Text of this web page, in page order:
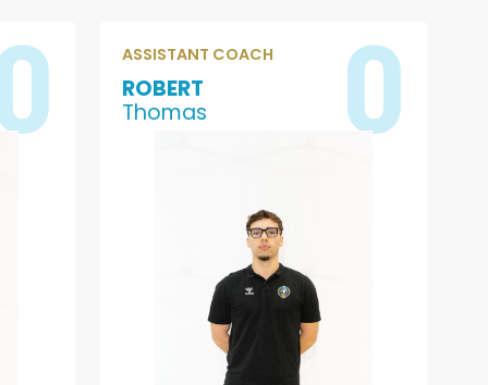
ASSISTANT COACH
ROBERT
Thomas
0